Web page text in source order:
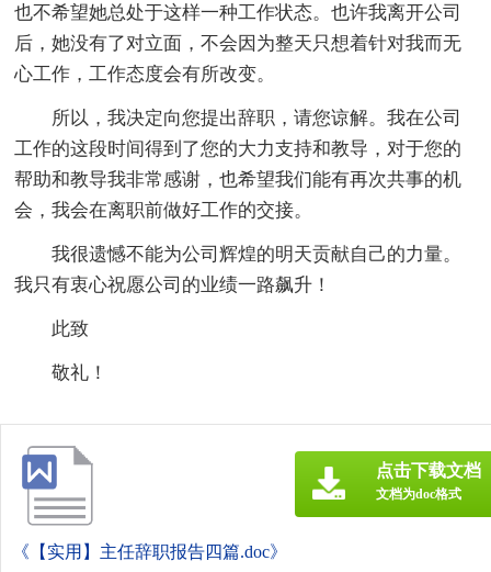
也不希望她总处于这样一种工作状态。也许我离开公司
后，她没有了对立面，不会因为整天只想着针对我而无
心工作，工作态度会有所改变。
所以，我决定向您提出辞职，请您谅解。我在公司
工作的这段时间得到了您的大力支持和教导，对于您的
帮助和教导我非常感谢，也希望我们能有再次共事的机
会，我会在离职前做好工作的交接。
我很遗憾不能为公司辉煌的明天贡献自己的力量。
我只有衷心祝愿公司的业绩一路飙升！
此致
敬礼！
《【实用】主任辞职报告四篇.doc》
点击下载文档
文档为doc格式